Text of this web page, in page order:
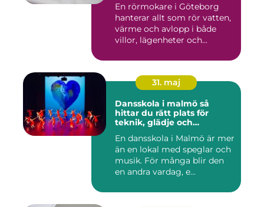
En rörmokare i Göteborg
hanterar allt som rör vatten,
värme och avlopp i både
villor, lägenheter och...
31. maj
Dansskola i malmö så
hittar du rätt plats för
teknik, glädje och
En dansskola i Malmö är mer
än en lokal med speglar och
musik. För många blir den
en andra vardag, e...